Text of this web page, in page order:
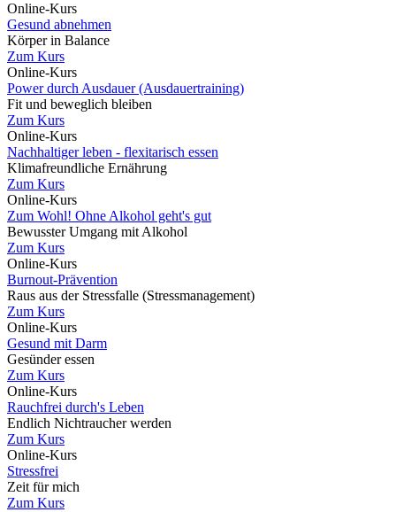
Online-Kurs
Gesund abnehmen
Körper in Balance
Zum Kurs
Online-Kurs
Power durch Ausdauer (Ausdauertraining)
Fit und beweglich bleiben
Zum Kurs
Online-Kurs
Nachhaltiger leben - flexitarisch essen
Klimafreundliche Ernährung
Zum Kurs
Online-Kurs
Zum Wohl! Ohne Alkohol geht's gut
Bewusster Umgang mit Alkohol
Zum Kurs
Online-Kurs
Burnout-Prävention
Raus aus der Stressfalle (Stressmanagement)
Zum Kurs
Online-Kurs
Gesund mit Darm
Gesünder essen
Zum Kurs
Online-Kurs
Rauchfrei durch's Leben
Endlich Nichtraucher werden
Zum Kurs
Online-Kurs
Stressfrei
Zeit für mich
Zum Kurs